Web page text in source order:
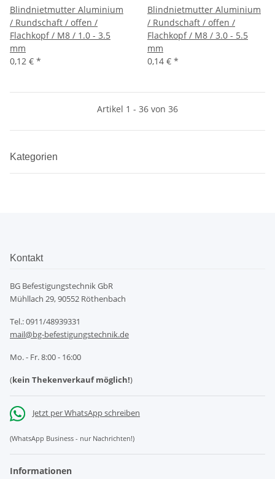
Blindnietmutter Aluminium
/ Rundschaft / offen /
Flachkopf / M8 / 1.0 - 3.5
mm
0,12 € *
Blindnietmutter Aluminium
/ Rundschaft / offen /
Flachkopf / M8 / 3.0 - 5.5
mm
0,14 € *
Artikel 1 - 36 von 36
Kategorien
Kontakt
BG Befestigungstechnik GbR
Mühllach 29, 90552 Röthenbach
Tel.: 0911/48939331
mail@bg-befestigungstechnik.de
Mo. - Fr. 8:00 - 16:00
(kein Thekenverkauf möglich!)
Jetzt per WhatsApp schreiben
(WhatsApp Business - nur Nachrichten!)
Informationen